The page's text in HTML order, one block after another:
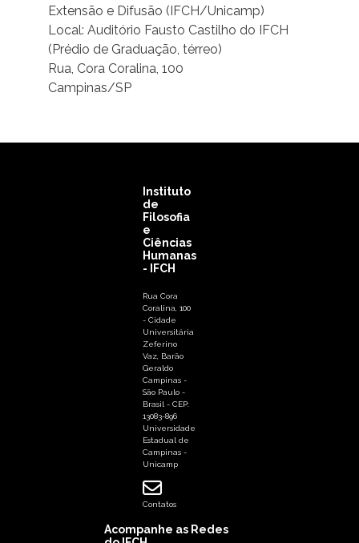
Extensão e Difusão (IFCH/Unicamp)
Local: Auditório Fausto Castilho do IFCH
(Prédio de Graduação, térreo)
Rua, Cora Coralina, 100
Campinas/SP
Instituto
de
Filosofia
e
Ciências
Humanas
- IFCH
Rua Cora
Coralina, 100
- Cidade
Universitária
Zeferino
Vaz, Barão
Geraldo
Campinas -
São Paulo -
Brasil - CEP:
13083-896
Universidade
Estadual de
Campinas -
Unicamp
Contatos
Acompanhe as Redes